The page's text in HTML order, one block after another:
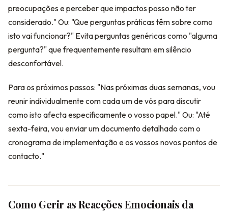
preocupações e perceber que impactos posso não ter
considerado." Ou: "Que perguntas práticas têm sobre como
isto vai funcionar?" Evita perguntas genéricas como "alguma
pergunta?" que frequentemente resultam em silêncio
desconfortável.
Para os próximos passos: "Nas próximas duas semanas, vou
reunir individualmente com cada um de vós para discutir
como isto afecta especificamente o vosso papel." Ou: "Até
sexta-feira, vou enviar um documento detalhado com o
cronograma de implementação e os vossos novos pontos de
contacto."
Como Gerir as Reacções Emocionais da